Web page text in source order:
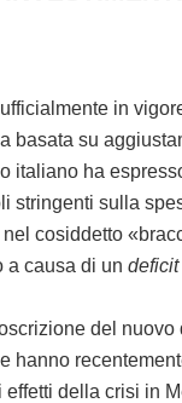
in vigore
basata su
italiano ha
stringenti sulla
a causa di undeficit
del nuovo
hanno
della crisi in